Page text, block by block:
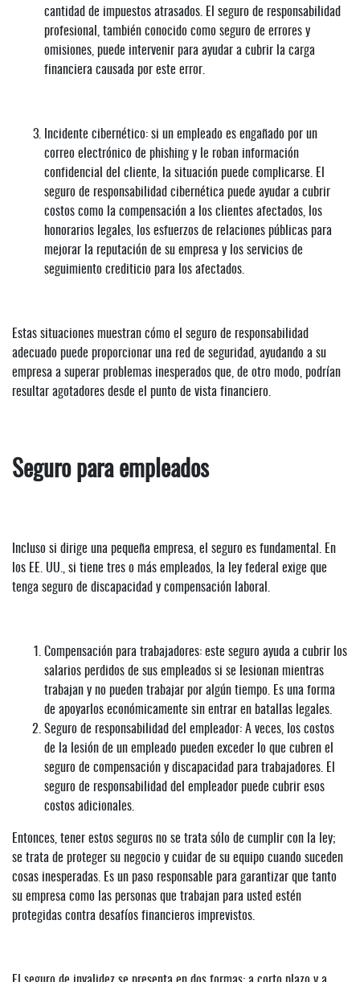
cantidad de impuestos atrasados. El seguro de responsabilidad
profesional, también conocido como seguro de errores y
omisiones, puede intervenir para ayudar a cubrir la carga
financiera causada por este error.
Incidente cibernético: si un empleado es engañado por un
correo electrónico de phishing y le roban información
confidencial del cliente, la situación puede complicarse. El
seguro de responsabilidad cibernética puede ayudar a cubrir
costos como la compensación a los clientes afectados, los
honorarios legales, los esfuerzos de relaciones públicas para
mejorar la reputación de su empresa y los servicios de
seguimiento crediticio para los afectados.
Estas situaciones muestran cómo el seguro de responsabilidad
adecuado puede proporcionar una red de seguridad, ayudando a su
empresa a superar problemas inesperados que, de otro modo, podrían
resultar agotadores desde el punto de vista financiero.
Seguro para empleados
Incluso si dirige una pequeña empresa, el seguro es fundamental. En
los EE. UU., si tiene tres o más empleados, la ley federal exige que
tenga seguro de discapacidad y compensación laboral.
Compensación para trabajadores: este seguro ayuda a cubrir los
salarios perdidos de sus empleados si se lesionan mientras
trabajan y no pueden trabajar por algún tiempo. Es una forma
de apoyarlos económicamente sin entrar en batallas legales.
Seguro de responsabilidad del empleador: A veces, los costos
de la lesión de un empleado pueden exceder lo que cubren el
seguro de compensación y discapacidad para trabajadores. El
seguro de responsabilidad del empleador puede cubrir esos
costos adicionales.
Entonces, tener estos seguros no se trata sólo de cumplir con la ley;
se trata de proteger su negocio y cuidar de su equipo cuando suceden
cosas inesperadas. Es un paso responsable para garantizar que tanto
su empresa como las personas que trabajan para usted estén
protegidas contra desafíos financieros imprevistos.